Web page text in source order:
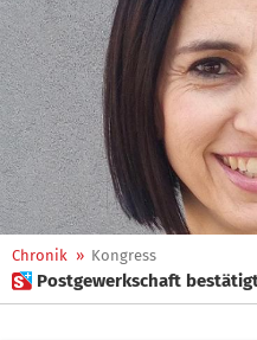
Chronik » Kongress
 Postgewerkschaft